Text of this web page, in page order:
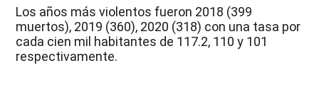
Los años más violentos fueron 2018 (399
muertos), 2019 (360), 2020 (318) con una tasa por
cada cien mil habitantes de 117.2, 110 y 101
respectivamente.